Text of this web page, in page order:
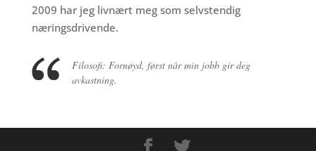
2009 har jeg livnært meg som selvstendig
næringsdrivende.
Filosofi: Fornøyd, først når min jobb gir deg
avkastning.